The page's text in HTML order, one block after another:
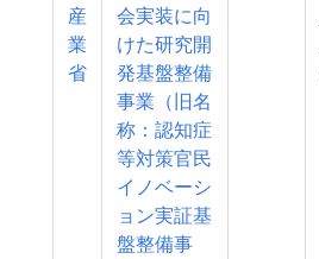
産
業
省
会実装に向
けた研究開
発基盤整備
事業（旧名
称：認知症
等対策官民
イノベーシ
ョン実証基
盤整備事